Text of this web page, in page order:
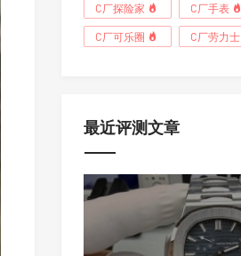
C厂探险家 C厂手表
C厂可乐圈 C厂劳力士
最近评测文章